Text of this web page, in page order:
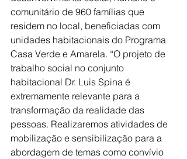
comunitário de 960 famílias que
residem no local, beneficiadas com
unidades habitacionais do Programa
Casa Verde e Amarela. “O projeto de
trabalho social no conjunto
habitacional Dr. Luis Spina é
extremamente relevante para a
transformação da realidade das
pessoas. Realizaremos atividades de
mobilização e sensibilização para a
abordagem de temas como convívio